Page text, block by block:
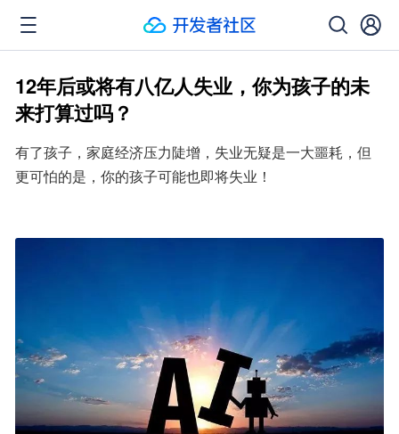
12年后或将有八亿人失业，你为孩子的未
来打算过吗？
有了孩子，家庭经济压力陡增，失业无疑是一大噩耗，但
更可怕的是，你的孩子可能也即将失业！